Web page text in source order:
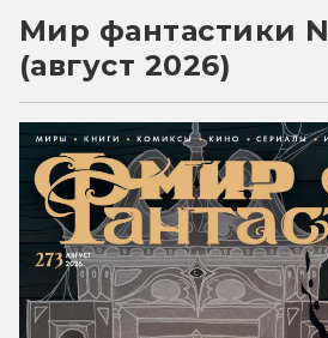
Мир фантастики
(август 2026)